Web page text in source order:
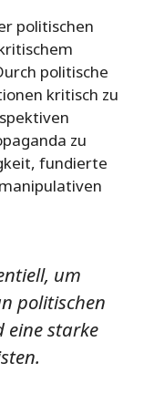
politischen
politische
kritisch zu
zu
fundierte
um
politischen
eine starke